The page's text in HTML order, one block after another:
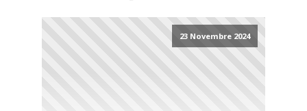
23 Novembre 2024